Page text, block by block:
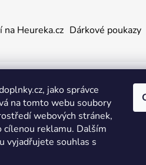
jako správce
na tomto webu soubory
webových stránek,
cílenou reklamu. Dalším
vyjadřujete souhlas s
na Heureka.cz Dárkové poukazy